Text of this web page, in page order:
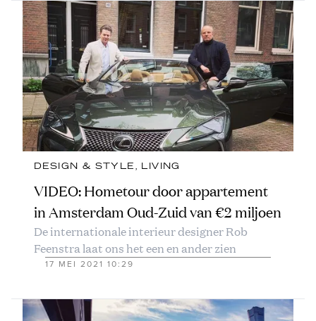
DESIGN & STYLE LIVING
VIDEO: Hometour door appartement
in Amsterdam Oud-Zuid van €2 miljoen
De internationale interieur designer Rob
Feenstra laat ons het een en ander zien
17 MEI 2021 10:29